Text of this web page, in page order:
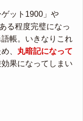
ット1900」や
る程度完璧になっ
帳。いきなりこれ
、 丸暗記になって
効果になってしまい